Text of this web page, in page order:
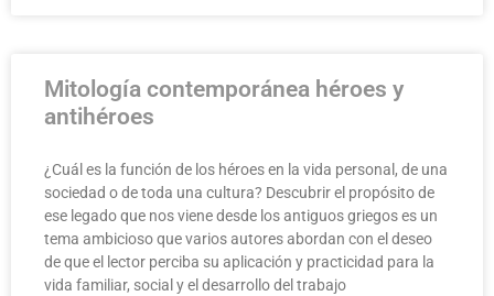
Mitología contemporánea héroes y
antihéroes
¿Cuál es la función de los héroes en la vida personal, de una
sociedad o de toda una cultura? Descubrir el propósito de
ese legado que nos viene desde los antiguos griegos es un
tema ambicioso que varios autores abordan con el deseo
de que el lector perciba su aplicación y practicidad para la
vida familiar, social y el desarrollo del trabajo